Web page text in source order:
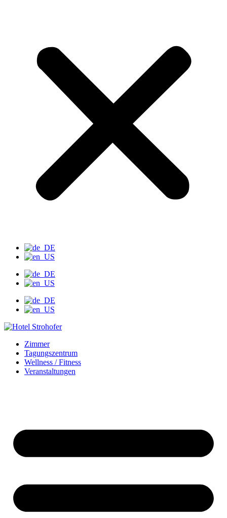
Zimmer
Tagungszentrum
Wellness / Fitness
Veranstaltungen